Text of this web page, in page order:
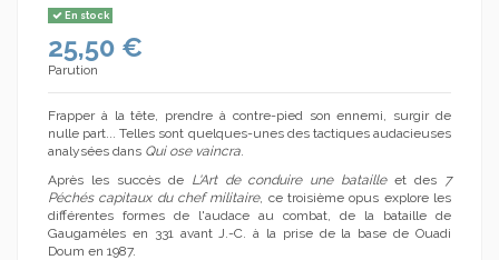
En stock
25,50 €
Parution
Frapper à la tête, prendre à contre-pied son ennemi, surgir de
nulle part... Telles sont quelques-unes des tactiques audacieuses
analysées dans Qui ose vaincra.
Après les succès de L'Art de conduire une batailleet des
7
Péchés capitaux du chef militaire, ce troisième opus explore les
différentes formes de l'audace au combat, de la bataille de
Gaugamèles en 331 avant J.-C. à la prise de la base de Ouadi
Doum en 1987.